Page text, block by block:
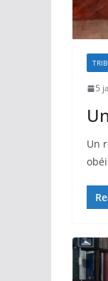
5
Un